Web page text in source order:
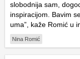
slobodnija sam,
inspiracijom. Bavim
uma”, kaže Romić u
Nina Romić